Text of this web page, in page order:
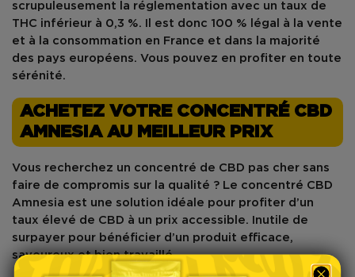
scrupuleusement la réglementation avec un taux de
THC inférieur à 0,3 %. Il est donc 100 % légal
à la vente
et à la consommation en
France et dans la majorité
des pays européens. Vous pouvez en profiter en toute
sérénité.
ACHETEZ VOTRE CONCENTRÉ CBD
AMNESIA AU MEILLEUR PRIX
Vous recherchez un concentré de CBD pas cher sans
faire de compromis sur la qualité ? Le concentré CBD
Amnesia est une solution idéale pour profiter d’un
taux élevé de CBD à un prix accessible. Inutile de
surpayer pour bénéficier d’un produit efficace,
savoureux et bien travaillé.